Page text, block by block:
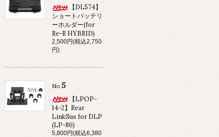
【DL574】
ショートバッテリ
ーホルダー(for
Re-R HYBRID)
2,500円(税込2,750
円)
No.5
【LPOP-
14-2】Rear
LinkSus for DLP
(LP-86)
5,800円(税込6,380